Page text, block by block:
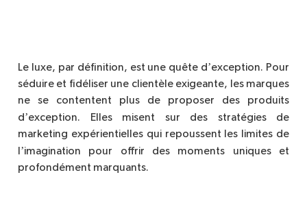
Le luxe, par définition, est une quête d’exception. Pour
séduire et fidéliser une clientèle exigeante, les marques
ne se contentent plus de proposer des produits
d’exception. Elles misent sur des stratégies de
marketing expérientielles qui repoussent les limites de
’imagination pour offrir des moments uniques et
profondément marquants.